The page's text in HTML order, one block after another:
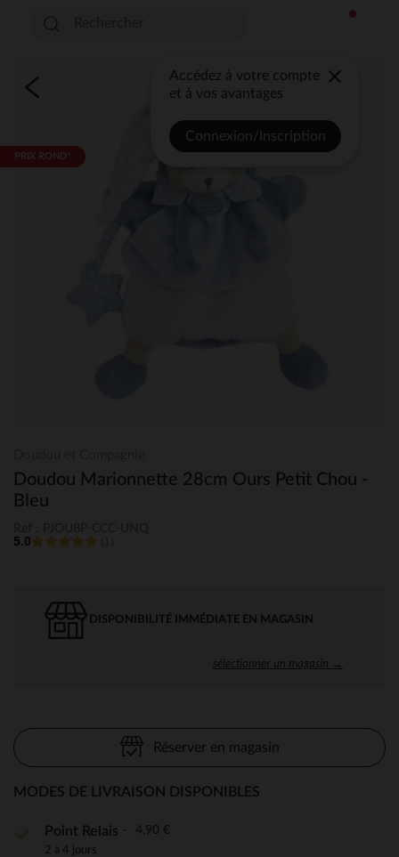
Accédez à votre compte
et à vos avantages
Connexion/Inscription
PRIX ROND*
Doudou Marionnette 28cm Ours Petit Chou -
Bleu
5.0
DISPONIBILITÉ IMMÉDIATE EN MAGASIN
sélectionner un magasin →
Réserver en magasin
MODES DE LIVRAISON DISPONIBLES
Point Relais 4,90 €
2 à 4 jours